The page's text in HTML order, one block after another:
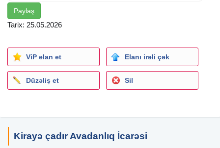
Paylaş
Tarix: 25.05.2026
ViP elan et Elanı irəli çək
Düzəliş et Sil
Kirayə çadır Avadanlıq İcarəsi